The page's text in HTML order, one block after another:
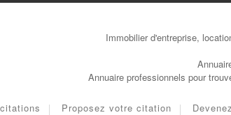
Immobilier d'entreprise,
Annuaire professionnels pour
Proposez votre citation